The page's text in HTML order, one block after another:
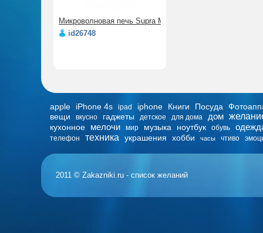
Микроволновая печь Supra MWS-1714
id26748
apple iPhone 4s ipad iphone Книги Посуда
вещи
вкусно гаджеты детское для дома дом
кухонное мелочи мир музыка ноутбук обувь
телефон техника украшения хобби часы чтиво
2011 © Zakazniki.ru - список желаний